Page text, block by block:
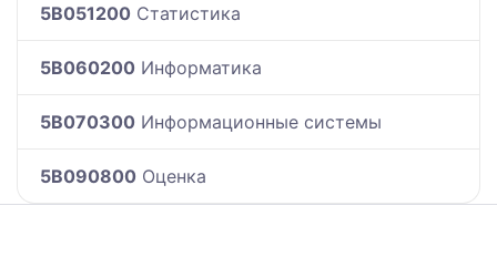
5B051200 Статистика
5B060200 Информатика
5B070300 Информационные системы
5B090800 Оценка